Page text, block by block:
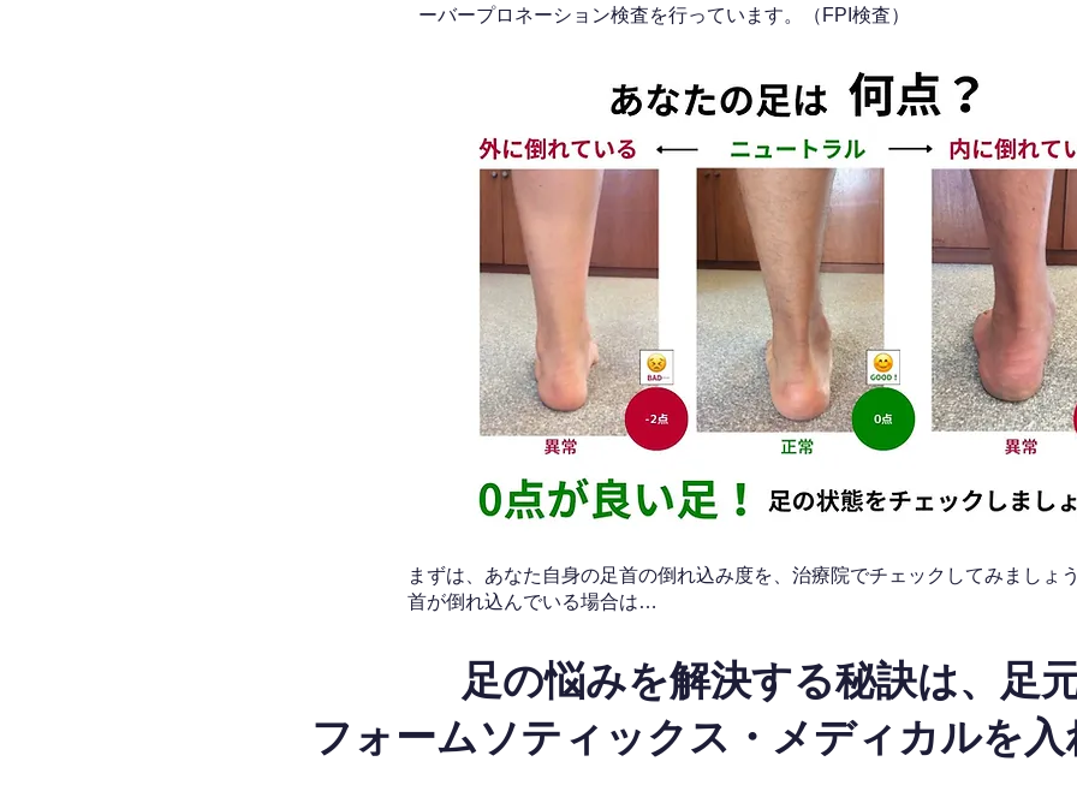
ーバープロネーション検査を行っています。（FPI検査）​
まずは、あなた自身の足首の倒れ込み度を、治療院でチェックしてみましょ
首が倒れ込んでいる場合は…
足の悩みを解決する秘訣は、足
フォームソティックス・メディカルを